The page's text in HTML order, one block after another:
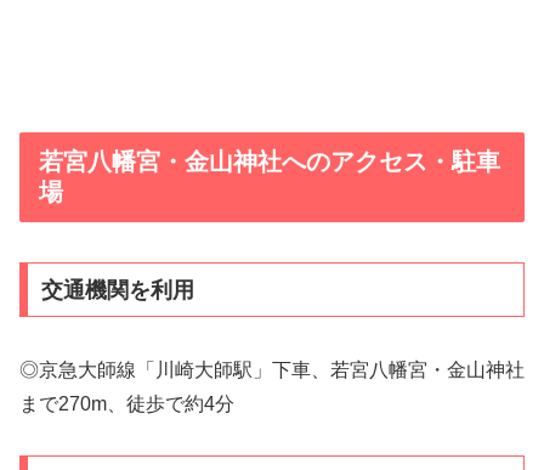
若宮八幡宮・金山神社へのアクセス・駐車
場
交通機関を利用
◎京急大師線「川崎大師駅」下車、若宮八幡宮・金山神社
まで270m、徒歩で約4分